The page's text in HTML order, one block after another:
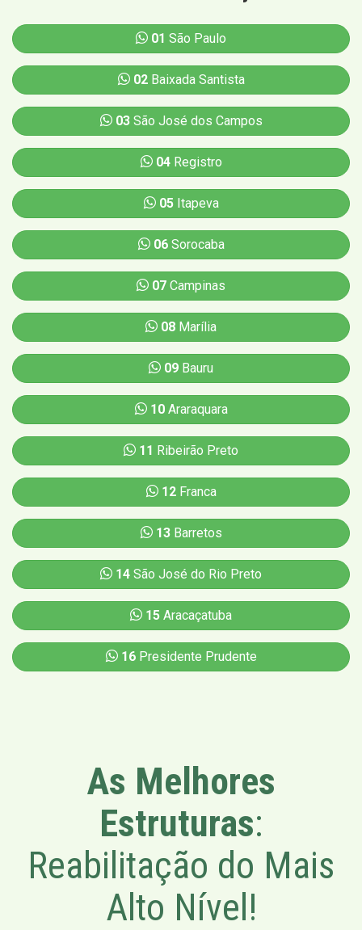
01 São Paulo
02Baixada Santista
03São José dos Campos
04Registro
05Itapeva
06Sorocaba
07 Campinas
08 Marília
09 Bauru
10Araraquara
11 Ribeirão Preto
12Franca
13Barretos
14 São José do Rio Preto
15 Aracaçatuba
16Presidente Prudente
As Melhores
Estruturas:
Reabilitação do Mais
Alto Nível!